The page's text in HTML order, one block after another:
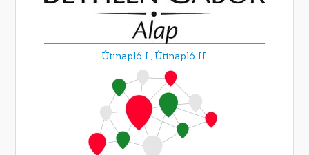
Útinapló I., Útinapló II.